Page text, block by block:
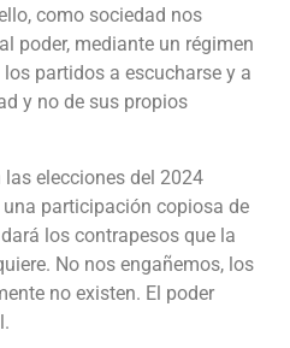
como sociedad nos
poder, mediante un régimen
partidos a escucharse y a
y no de sus propios
elecciones del 2024
participación copiosa de
los contrapesos que la
No nos engañemos, los
no existen. El poder